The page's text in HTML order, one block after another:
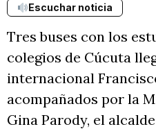
Escuchar noticia
Tres buses con los
colegios de Cúcuta
internacional
acompañados por la
Gina Parody, el